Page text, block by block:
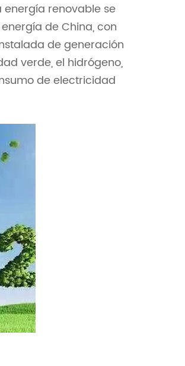
energía renovable se
de China, con
de generación
verde, el hidrógeno,
de electricidad